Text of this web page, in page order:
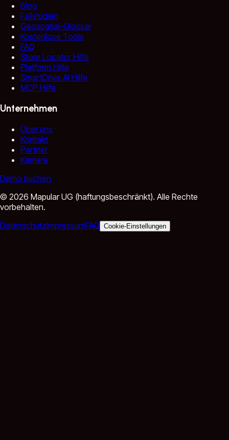
Blog
Fallstudien
Geospatial-Glossar
Kostenlose Tools
FAQ
Store Locator Hilfe
Platform Hilfe
SmartDrive AI Hilfe
MCP Hilfe
Unternehmen
Über uns
Kontakt
Partner
Karriere
Demo buchen
© 2026 Mapular UG (haftungsbeschränkt). Alle Rechte
vorbehalten.
DatenschutzImpressumFAQ Cookie-Einstellungen